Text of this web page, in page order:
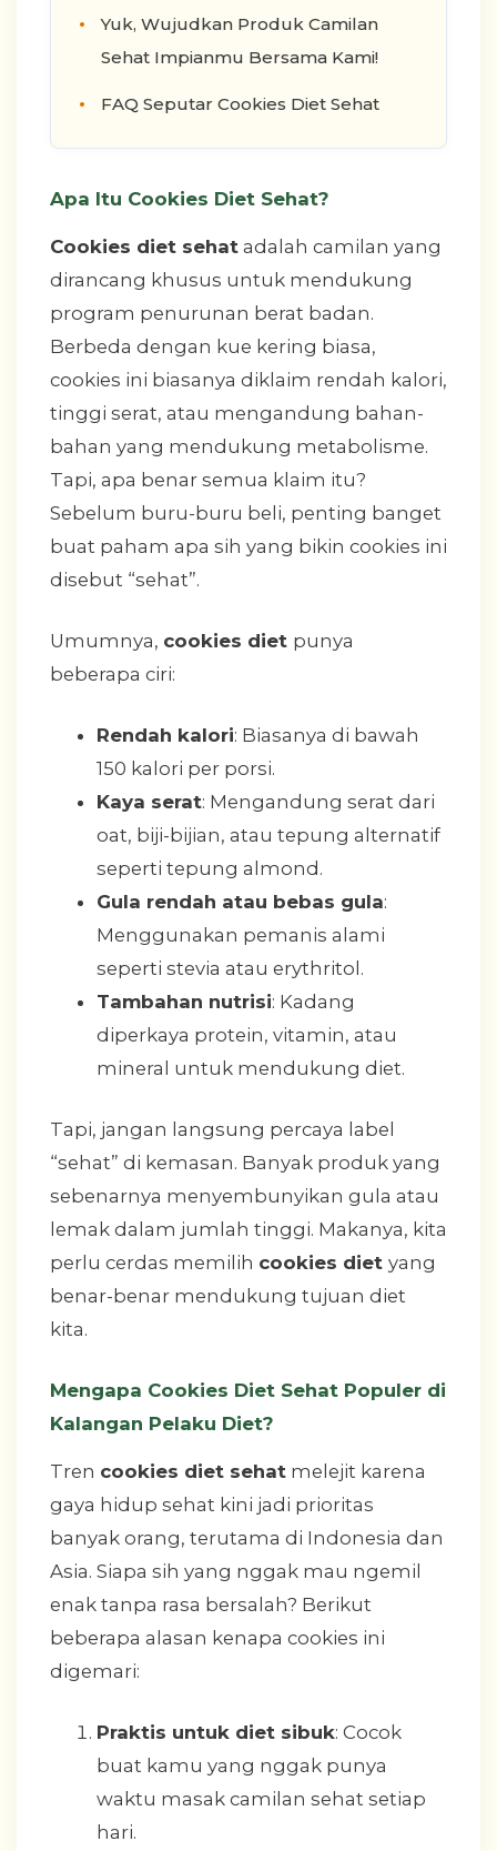
Yuk, Wujudkan Produk Camilan
Sehat Impianmu Bersama Kami!
FAQ Seputar Cookies Diet Sehat
Apa Itu Cookies Diet Sehat?
Cookies diet sehat adalah camilan yang
dirancang khusus untuk mendukung
program penurunan berat badan.
Berbeda dengan kue kering biasa,
cookies ini biasanya diklaim rendah kalori,
tinggi serat, atau mengandung bahan-
bahan yang mendukung metabolisme.
Tapi, apa benar semua klaim itu?
Sebelum buru-buru beli, penting banget
buat paham apa sih yang bikin cookies ini
disebut “sehat”.
Umumnya, cookies diet punya
beberapa ciri:
Rendah kalori: Biasanya di bawah
150 kalori per porsi.
Kaya serat: Mengandung serat dari
oat, biji-bijian, atau tepung alternatif
seperti tepung almond.
Gula rendah atau bebas gula:
Menggunakan pemanis alami
seperti stevia atau erythritol.
Tambahan nutrisi: Kadang
diperkaya protein, vitamin, atau
mineral untuk mendukung diet.
Tapi, jangan langsung percaya label
“sehat” di kemasan. Banyak produk yang
sebenarnya menyembunyikan gula atau
lemak dalam jumlah tinggi. Makanya, kita
perlu cerdas memilih cookies diet yang
benar-benar mendukung tujuan diet
kita.
Mengapa Cookies Diet Sehat Populer di
Kalangan Pelaku Diet?
Tren cookies diet sehat melejit karena
gaya hidup sehat kini jadi prioritas
banyak orang, terutama di Indonesia dan
Asia. Siapa sih yang nggak mau ngemil
enak tanpa rasa bersalah? Berikut
beberapa alasan kenapa cookies ini
digemari:
Praktis untuk diet sibuk: Cocok
buat kamu yang nggak punya
waktu masak camilan sehat setiap
hari.